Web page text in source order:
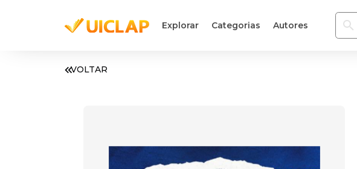
Explorar Categorias Autores
VOLTAR